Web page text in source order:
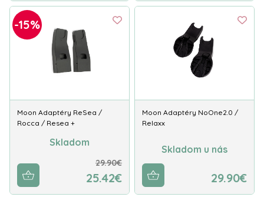
-15%
Moon Adaptéry ReSea /
Rocca / Resea +
Skladom
29.90€
25.42€
Moon Adaptéry NoOne2.0 /
Relaxx
Skladom u nás
29.90€